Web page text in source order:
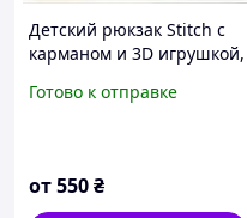
Детский рюкзак Stitch с
карманом и 3D игрушкой,
мальчиков ,синий рюкзак
Готово к отправке
от550₴